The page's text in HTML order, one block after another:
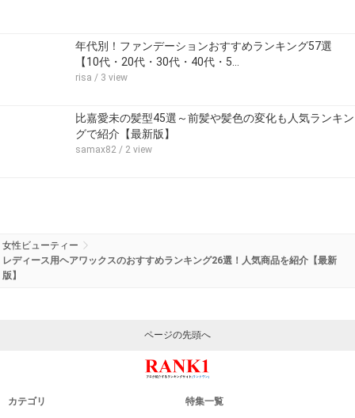
年代別！ファンデーションおすすめランキング57選
【10代・20代・30代・40代・5…
risa / 3 view
比嘉愛未の髪型45選～前髪や髪色の変化も人気ランキン
グで紹介【最新版】
samax82 / 2 view
女性ビューティー
レディース用ヘアワックスのおすすめランキング26選！人気商品を紹介【最新
版】
ページの先頭へ
カテゴリ 特集一覧